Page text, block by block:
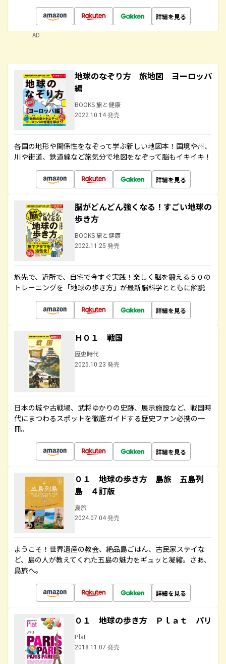
詳細を見る
AD
地球のなぞり方 旅地図 ヨーロッパ
編
BOOKS 旅と健康
2022.10.14 発売
各国の地形や関係性をなぞって学ぶ新しい地図本！国境や州、
川や街道、鉄道線など旅気分で地図をなぞって脳もイキイキ！
詳細を見る
脳がどんどん強くなる！すごい地球の
歩き方
BOOKS 旅と健康
2022.11.25 発売
旅先で、近所で、自宅で今すぐ実践！楽しく脳を鍛える５０の
トレーニングを「地球の歩き方」が最新脳科学とともに解説
詳細を見る
Ｈ０１ 戦国
歴史時代
2025.10.23 発売
日本の城や古戦場、武将ゆかりの史跡、展示施設など、戦国時
代にまつわるスポットを徹底ガイドする歴史ファン必携の一
冊。
詳細を見る
０１ 地球の歩き方 島旅 五島列
島 ４訂版
島旅
2024.07.04 発売
ようこそ！世界遺産の教会、絶品島ごはん、古民家ステイな
ど、島の人が教えてくれた五島の魅力をギュッと凝縮。さあ、
島旅へ。
詳細を見る
０１ 地球の歩き方 Ｐｌａｔ パリ
Plat
2018.11.07 発売